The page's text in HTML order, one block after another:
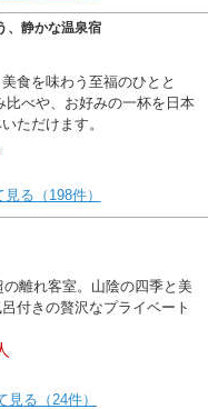
、静かな温泉宿
食を味わう至福のひとと
比べや、お好みの一杯を日本
ただけます。
る（198件）
離れ客室。山陰の四季と美
付きの贅沢なプライベート
る（24件）